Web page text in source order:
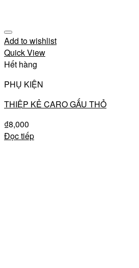
Add to wishlist
Quick View
Hết hàng
PHỤ KIỆN
THIỆP KẺ CARO GẤU THỎ
₫8,000
Đọc tiếp